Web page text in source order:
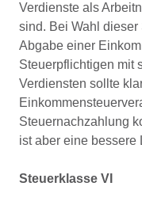
Verdienste als
sind. Bei Wahl
Abgabe einer
Steuerpflichtigen mit
Verdiensten sollte
Steuernachzahlung
ist aber eine bessere
Steuerklasse VI